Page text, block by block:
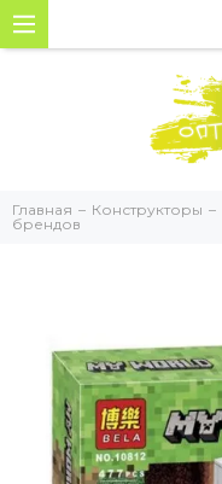
Главная Конструкторы
брендов